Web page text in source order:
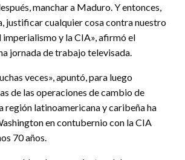
manchar a Maduro. Y entonces,
justificar cualquier cosa contra nuestro
imperialismo y la CIA», afirmó el
jornada de trabajo televisada.
veces», apuntó, para luego
de las operaciones de cambio de
región latinoamericana y caribeña ha
en contubernio con la CIA
70 años.